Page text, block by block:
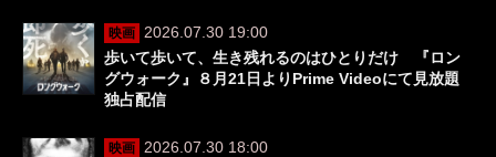
映画
2026.07.30 19:00
歩いて歩いて、生き残れるのはひとりだけ 『ロン
グウォーク』８月21日よりPrime Videoにて見放題
独占配信
映画
2026.07.30 18:00